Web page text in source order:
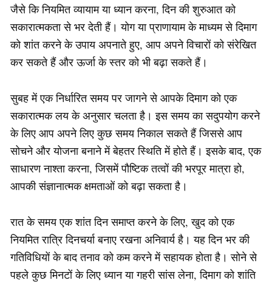
जैसे कि नियमित व्यायाम या ध्यान करना, दिन की शुरुआत को
सकारात्मकता से भर देती हैं। योग या प्राणायाम के माध्यम से दिमाग
को शांत करने के उपाय अपनाते हुए, आप अपने विचारों को संरेखित
कर सकते हैं और ऊर्जा के स्तर को भी बढ़ा सकते हैं।
सुबह में एक निर्धारित समय पर जागने से आपके दिमाग को एक
सकारात्मक लय के अनुसार चलता है। इस समय का सदुपयोग करने
के लिए आप अपने लिए कुछ समय निकाल सकते हैं जिससे आप
सोचने और योजना बनाने में बेहतर स्थिति में होते हैं। इसके बाद, एक
साधारण नाश्ता करना, जिसमें पौष्टिक तत्वों की भरपूर मात्रा हो,
आपकी संज्ञानात्मक क्षमताओं को बढ़ा सकता है।
रात के समय एक शांत दिन समाप्त करने के लिए, खुद को एक
नियमित रात्रि दिनचर्या बनाए रखना अनिवार्य है। यह दिन भर की
गतिविधियों के बाद तनाव को कम करने में सहायक होता है। सोने से
पहले कुछ मिनटों के लिए ध्यान या गहरी सांस लेना, दिमाग को शांति